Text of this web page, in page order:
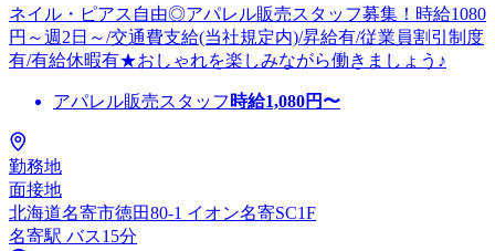
ネイル・ピアス自由◎アパレル販売スタッフ募集！時給1080
円～週2日～/交通費支給(当社規定内)/昇給有/従業員割引制度
有/有給休暇有★おしゃれを楽しみながら働きましょう♪
アパレル販売スタッフ 時給1,080円〜
勤務地
面接地
北海道名寄市徳田80-1 イオン名寄SC1F
名寄駅 バス15分